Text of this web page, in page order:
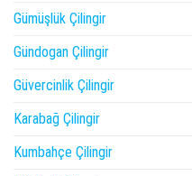
Gümüşlük Çilingir
Gündogan Çilingir
Güvercinlik Çilingir
Karabağ Çilingir
Kumbahçe Çilingir